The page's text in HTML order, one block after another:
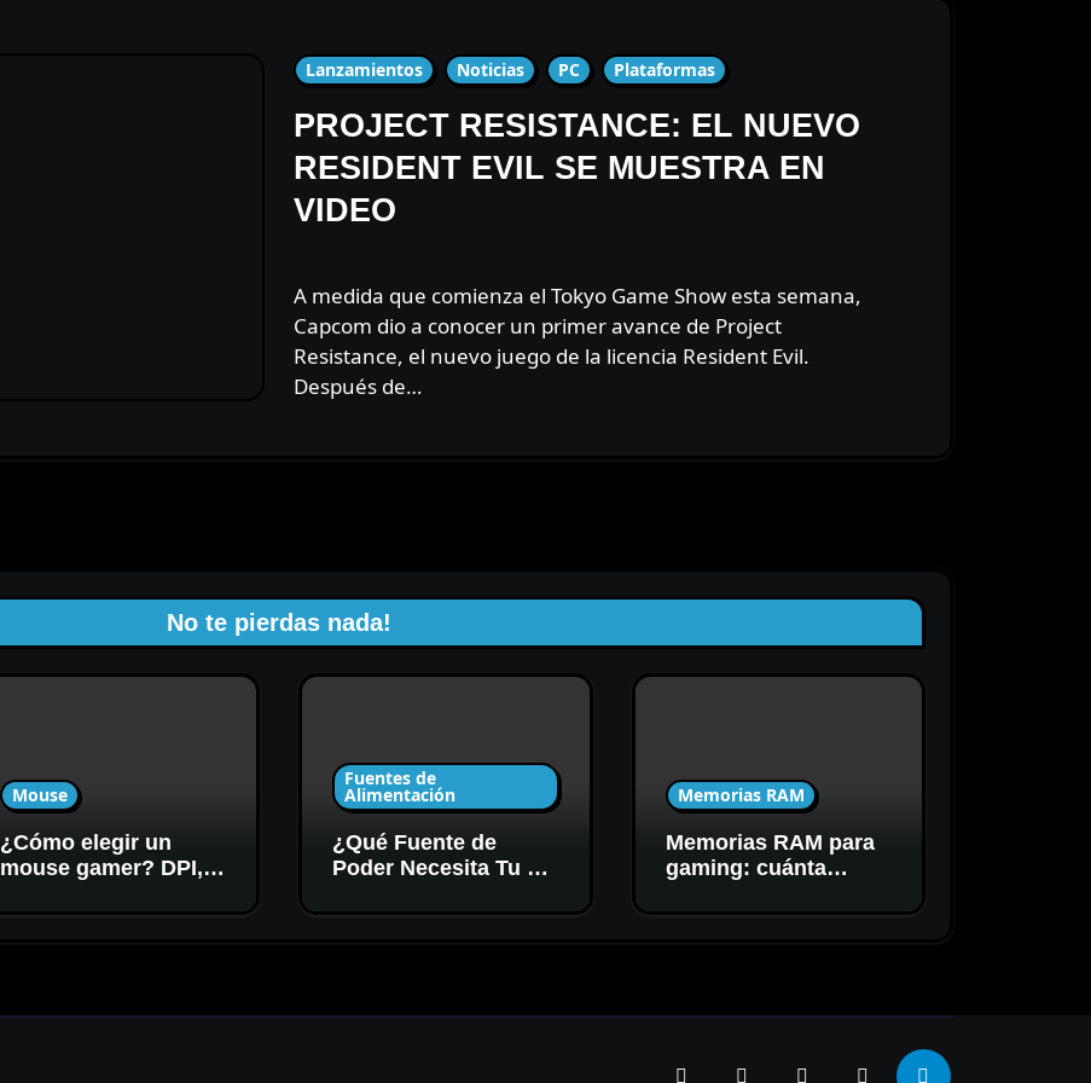
Lanzamientos Noticias PC Plataformas
PROJECT RESISTANCE: EL NUEVO
RESIDENT EVIL SE MUESTRA EN
VIDEO
A medida que comienza el Tokyo Game Show esta semana,
Capcom dio a conocer un primer avance de Project
Resistance, el nuevo juego de la licencia Resident Evil.
Después de…
No te pierdas nada!
Mouse
¿Cómo elegir un
mouse gamer? DPI,
Fuentes de
Alimentación
¿Qué Fuente de
Poder Necesita Tu PC
Certificación
Memorias RAM
Memorias RAM para
gaming: cuánta
velocidad necesitás